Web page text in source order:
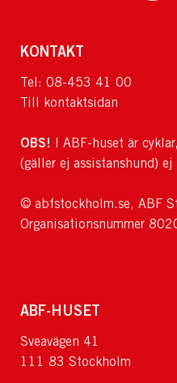
KONTAKT
Tel: 08-453 41 00
Till kontaktsidan
OBS! I ABF-huset är
(gäller ej assistanshund)
© abfstockholm.se, ABF
Organisationsnummer
ABF-HUSET
Sveavägen 41
111 83 Stockholm